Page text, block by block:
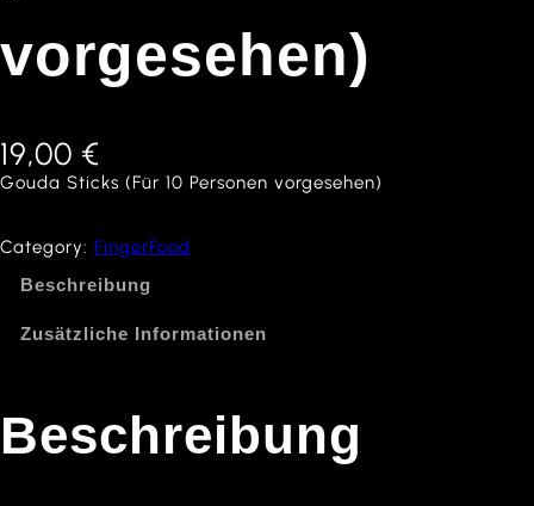
vorgesehen)
19,00 €
Gouda Sticks (Für 10 Personen vorgesehen)
Category: FingerFood
Beschreibung
Zusätzliche Informationen
Beschreibung